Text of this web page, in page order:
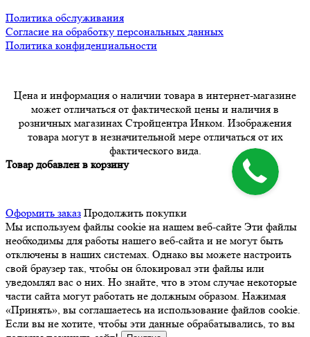
Политика обслуживания
Согласие на обработку персональных данных
Политика конфиденциальности
Цена и информация о наличии товара в интернет-магазине
может отличаться от фактической цены и наличия в
розничных магазинах Стройцентра Инком. Изображения
товара могут в незначительной мере отличаться от их
фактического вида.
Товар добавлен в корзину
Оформить заказ Продолжить покупки
Мы используем файлы cookie на нашем веб-сайте Эти файлы
необходимы для работы нашего веб-сайта и не могут быть
отключены в наших системах. Однако вы можете настроить
свой браузер так, чтобы он блокировал эти файлы или
уведомлял вас о них. Но знайте, что в этом случае некоторые
части сайта могут работать не должным образом. Нажимая
«Принять», вы соглашаетесь на использование файлов cookie.
Если вы не хотите, чтобы эти данные обрабатывались, то вы